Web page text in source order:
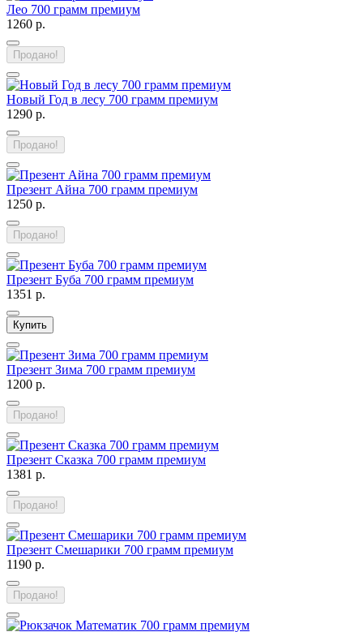
Лео 700 грамм премиум
1260 р.
Продано!
Новый Год в лесу 700 грамм премиум
1290 р.
Продано!
Презент Айна 700 грамм премиум
1250 р.
Продано!
Презент Буба 700 грамм премиум
1351 р.
Купить
Презент Зима 700 грамм премиум
1200 р.
Продано!
Презент Сказка 700 грамм премиум
1381 р.
Продано!
Презент Смешарики 700 грамм премиум
1190 р.
Продано!